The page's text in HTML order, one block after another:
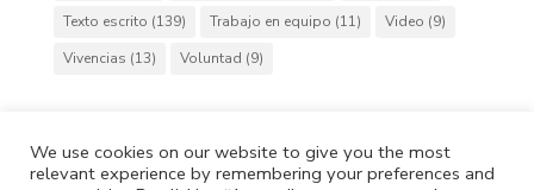
Texto escrito (139) Trabajo en equipo (11) Video (9)
Vivencias (13) Voluntad (9)
Cafh.org Cafh App Contactos
We use cookies on our website to give you the most
relevant experience by remembering your preferences and